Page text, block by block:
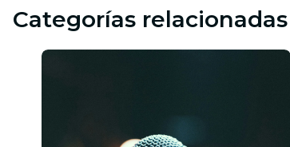
Categorías relacionadas